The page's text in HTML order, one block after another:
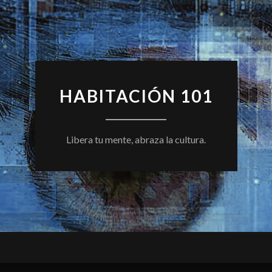
HABITACIÓN 101
Libera tu mente, abraza la cultura.